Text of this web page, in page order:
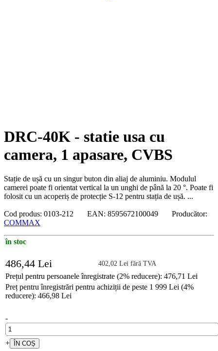
DRC-40K - statie usa cu
camera, 1 apasare, CVBS
Stație de ușă cu un singur buton din aliaj de aluminiu. Modulul
camerei poate fi orientat vertical la un unghi de până la 20 °. Poate fi
folosit cu un acoperiș de protecție S-12 pentru stația de ușă. ...
Cod produs: 0103-212 EAN: 8595672100049 Producător:
COMMAX
în stoc
486,44 Lei 402,02 Lei fără TVA
Prețul pentru persoanele înregistrate (2% reducere): 476,71 Lei
Preț pentru înregistrări pentru achiziții de peste 1 999 Lei (4%
reducere): 466,98 Lei
-
+